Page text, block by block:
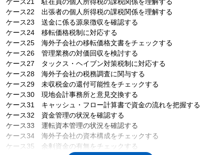
ケース22 出張者の個人所得税の課税関係を理解する
ケース23 送金に係る源泉徴収を確認する
ケース24 移転価格税制に対応する
ケース25 海外子会社の移転価格文書をチェックする
ケース26 管理業務の対価回収を検討する
ケース27 タックス・ヘイブン対策税制に対応する
ケース28 海外子会社の税務調査に関与する
ケース29 未収税金の還付可能性をチェックする
ケース30 現地会計事務所と意見交換する
ケース31 キャッシュ・フロー計算書で資金の流れを把握する
ケース32 資金管理の状況を確認する
ケース33 運転資本管理の状況を確認する
ケース34 海外子会社の資本構成をチェックする
ケース35 余剰資金の有無をチェックする